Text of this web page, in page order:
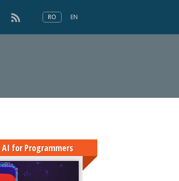
RO EN
AI for Programmers